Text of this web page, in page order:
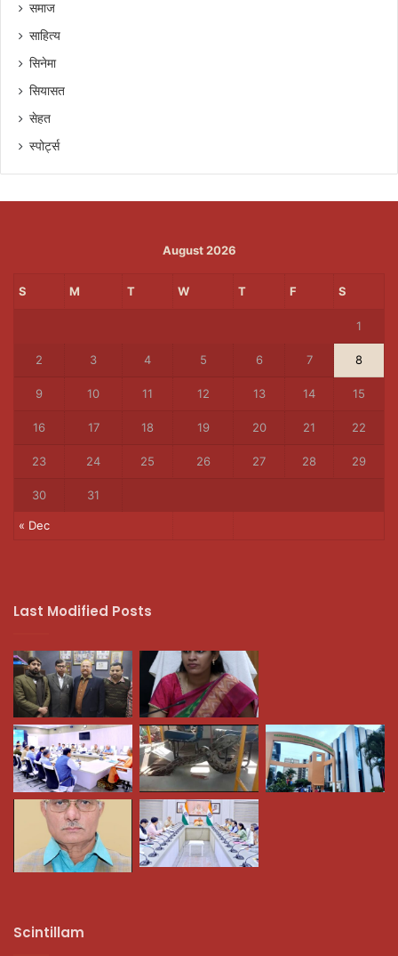
समाज
साहित्य
सिनेमा
सियासत
सेहत
स्पोर्ट्स
August 2026
S M T W T F S
« Dec
1
2 3 4 5 6 7 8
9 10 11 12 13 14 15
16 17 18 19 20 21 22
23 24 25 26 27 28 29
30 31
Last Modified Posts
Scintillam